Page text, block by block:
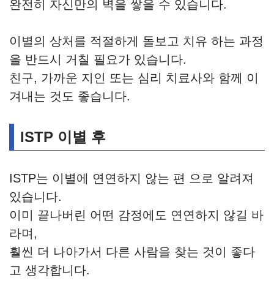
완전히 자신만의 벽을 쌓을 수 있습니다.
이별의 상처를 적절하게 돌보고 치유 하는 과정
을 반드시 거칠 필요가 있습니다.
친구, 가까운 지인 또는 심리 치료사와 함께 이
겨내는 것도 좋습니다.
ISTP 이별 후
ISTP는 이별에 연연하지 않는 편 으로 알려져
있습니다.
이미 끝나버린 어떤 감정에도 연연하지 않길 바
라며,
훨씬 더 나아가서 다른 사람을 찾는 것이 좋다
고 생각합니다.